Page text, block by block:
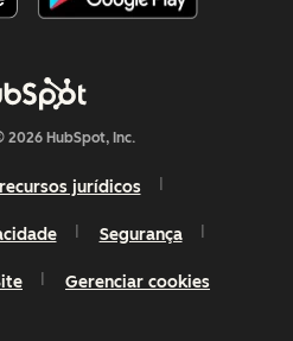
HubSpot, Inc.
jurídicos
Segurança
Gerenciar cookies